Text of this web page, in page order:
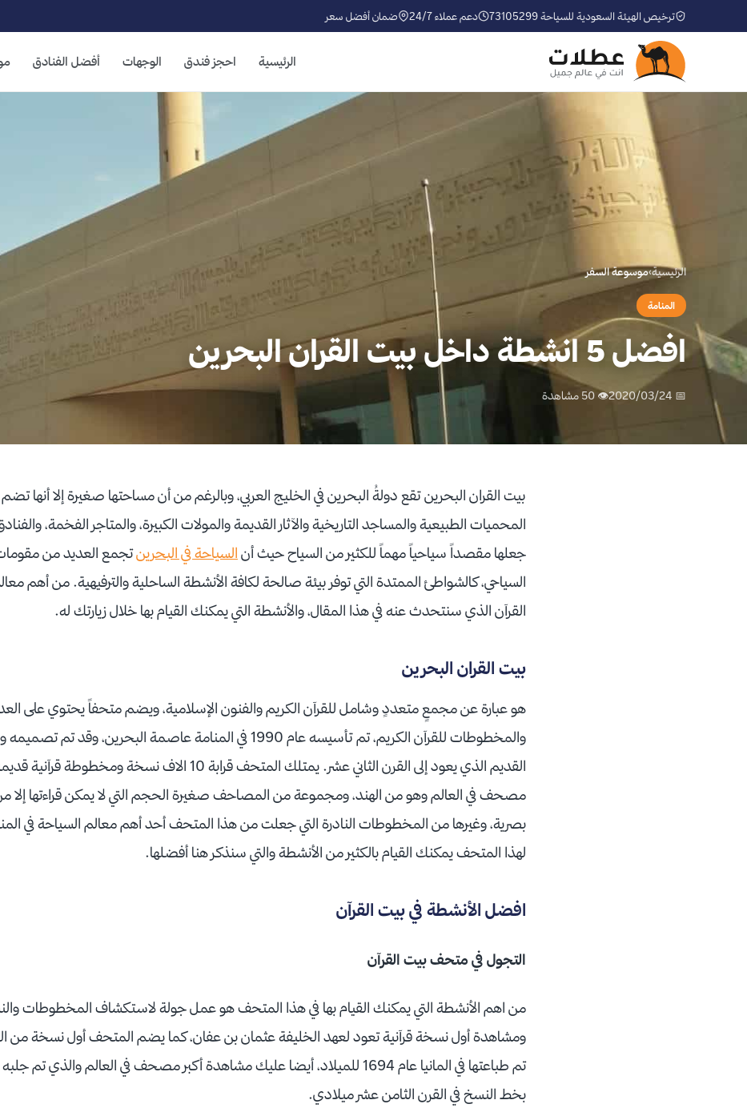
ترخيص الهيئة السعودية للسياحة 73105299 دعم عملاء 24/7 ضمان أفضل سعر
الرئيسية احجز فندق الوجهات أفضل الفنادق
الرئيسية›موسوعة السفر
المنامة
افضل 5 انشطة داخل بيت القران البحرين
📅 2020/03/24 👁 50 مشاهدة
بيت القران البحرين تقع دولةُ البحرين في الخليج العربي، وبالرغم من أن مساحتها صغيرة إلا أنها
المحميات الطبيعية والمساجد التاريخية والآثار القديمة والمولات الكبيرة، والمتاجر الفخمة،
جعلها مقصداً سياحياً مهماً للكثير من السياح حيث أن السياحة في البحرينتجمع العديد من
السياحي، كالشواطئ الممتدة التي توفر بيئة صالحة لكافة الأنشطة الساحلية والترفيهية. من أهم
القرآن الذي سنتحدث عنه في هذا المقال، والأنشطة التي يمكنك القيام بها خلال زيارتك له.
بيت القران البحرين
هو عبارة عن مجمعٍ متعددٍ وشامل للقرآن الكريم والفنون الإسلامية، ويضم متحفاً يحتوي على
والمخطوطات للقرآن الكريم، تم تأسيسه عام 1990 في المنامة عاصمة البحرين،
القديم الذي يعود إلى القرن الثاني عشر. يمتلك المتحف قرابة 10 الاف نسخة
مصحف في العالم وهو من الهند، ومجموعة من المصاحف صغيرة الحجم التي لا يمكن قراءتها إلا
بصرية، وغيرها من المخطوطات النادرة التي جعلت من هذا المتحف أحد أهم معالم السياحة في
لهذا المتحف يمكنك القيام بالكثير من الأنشطة والتي سنذكر هنا أفضلها.
افضل الأنشطة في بيت القرآن
التجول في متحف بيت القرآن
من اهم الأنشطة التي يمكنك القيام بها في هذا المتحف هو عمل جولة لاستكشاف المخطوطات
ومشاهدة أول نسخة قرآنية تعود لعهد الخليفة عثمان بن عفان، كما يضم المتحف أول نسخة من
تم طباعتها في المانيا عام 1694 للميلاد، أيضا عليك مشاهدة أكبر مصحف في العالم
بخط النسخ في القرن الثامن عشر ميلادي.